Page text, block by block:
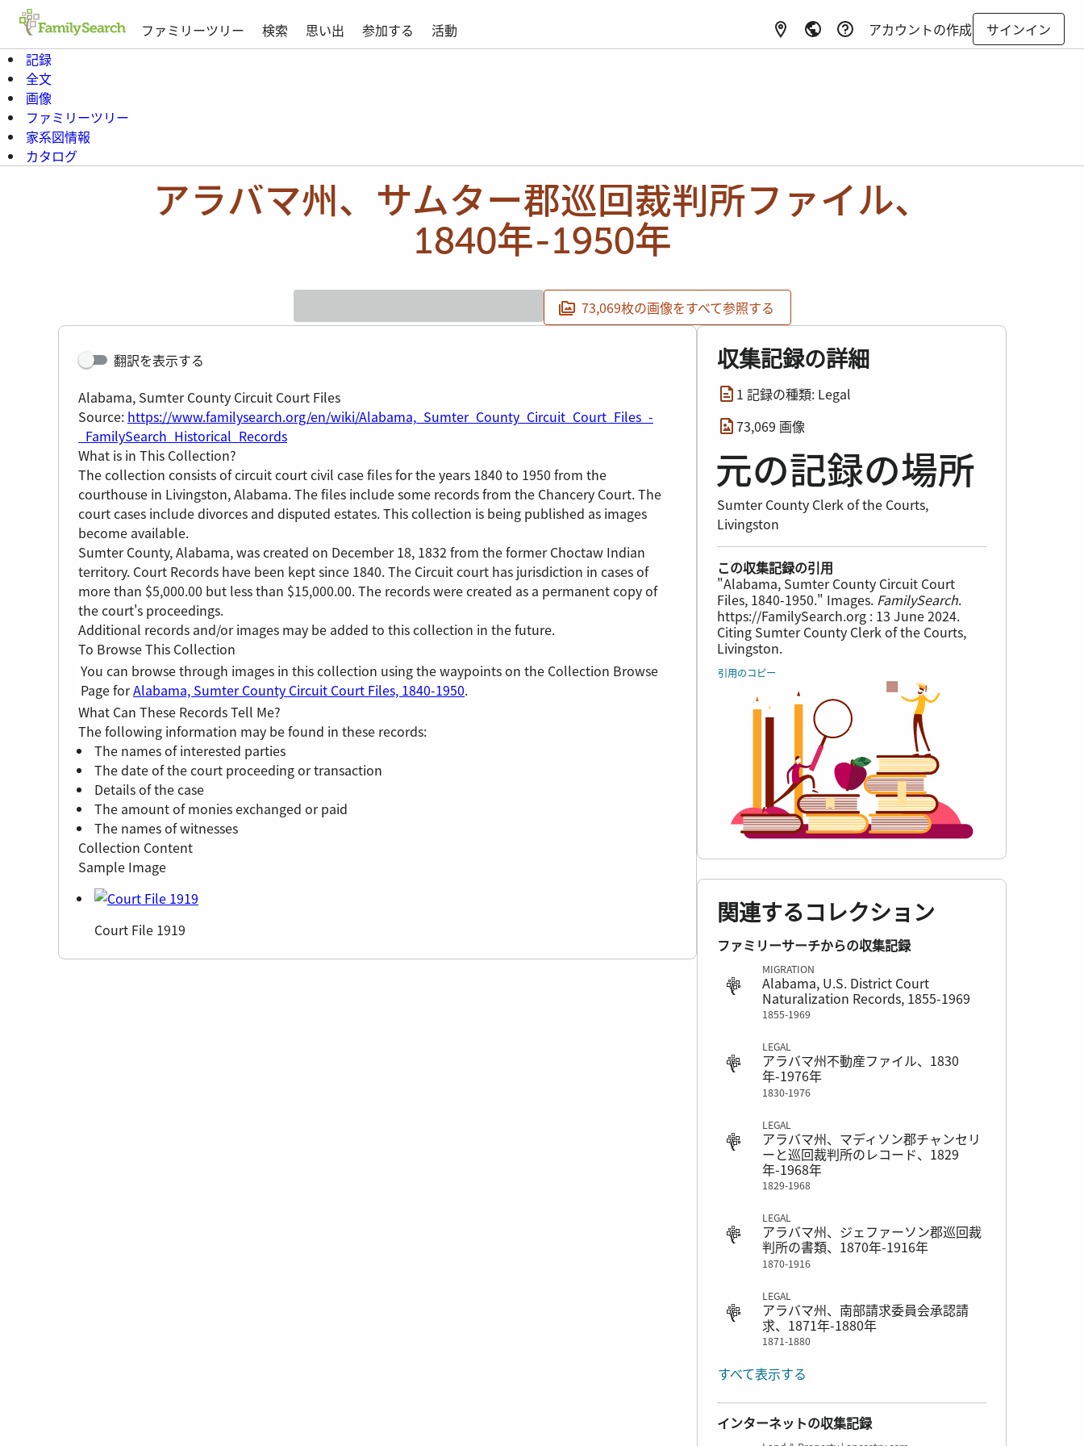
ファミリーツリー 検索 思い出 参加する 活動 アカウントの作成
サインイン
記録
全文
画像
ファミリーツリー
家系図情報
カタログ
アラバマ州、サムター郡巡回裁判所ファイル、
1840年-1950年
73,069枚の画像をすべて参照する
翻訳を表示する
Alabama, Sumter County Circuit Court Files
Source: https://www.familysearch.org/en/wiki/Alabama,_Sumter_County_Circuit_Court_Files_-
_FamilySearch_Historical_Records
What is in This Collection?
The collection consists of circuit court civil case files for the years 1840 to 1950 from the
courthouse in Livingston, Alabama. The files include some records from the Chancery Court. The
court cases include divorces and disputed estates. This collection is being published as images
become available.
Sumter County, Alabama, was created on December 18, 1832 from the former Choctaw Indian
territory. Court Records have been kept since 1840. The Circuit court has jurisdiction in cases of
more than $5,000.00 but less than $15,000.00. The records were created as a permanent copy of
the court's proceedings.
Additional records and/or images may be added to this collection in the future.
To Browse This Collection
You can browse through images in this collection using the waypoints on the Collection Browse
Page forAlabama, Sumter County Circuit Court Files, 1840-1950.
What Can These Records Tell Me?
The following information may be found in these records:
The names of interested parties
The date of the court proceeding or transaction
Details of the case
The amount of monies exchanged or paid
The names of witnesses
Collection Content
Sample Image
Court File 1919
収集記録の詳細
1 記録の種類: Legal
73,069 画像
元の記録の場所
Sumter County Clerk of the Courts,
Livingston
この収集記録の引用
"Alabama, Sumter County Circuit Court
Files, 1840-1950." Images. FamilySearch.
https://FamilySearch.org : 13 June 2024.
Citing Sumter County Clerk of the Courts,
Livingston.
引用のコピー
関連するコレクション
ファミリーサーチからの収集記録
MIGRATION
Alabama, U.S. District Court
Naturalization Records, 1855-1969
1855-1969
LEGAL
アラバマ州不動産ファイル、1830
年-1976年
1830-1976
LEGAL
アラバマ州、マディソン郡チャンセリ
ーと巡回裁判所のレコード、1829
年-1968年
1829-1968
LEGAL
アラバマ州、ジェファーソン郡巡回裁
判所の書類、1870年-1916年
1870-1916
LEGAL
アラバマ州、南部請求委員会承認請
求、1871年-1880年
1871-1880
すべて表示する
インターネットの収集記録